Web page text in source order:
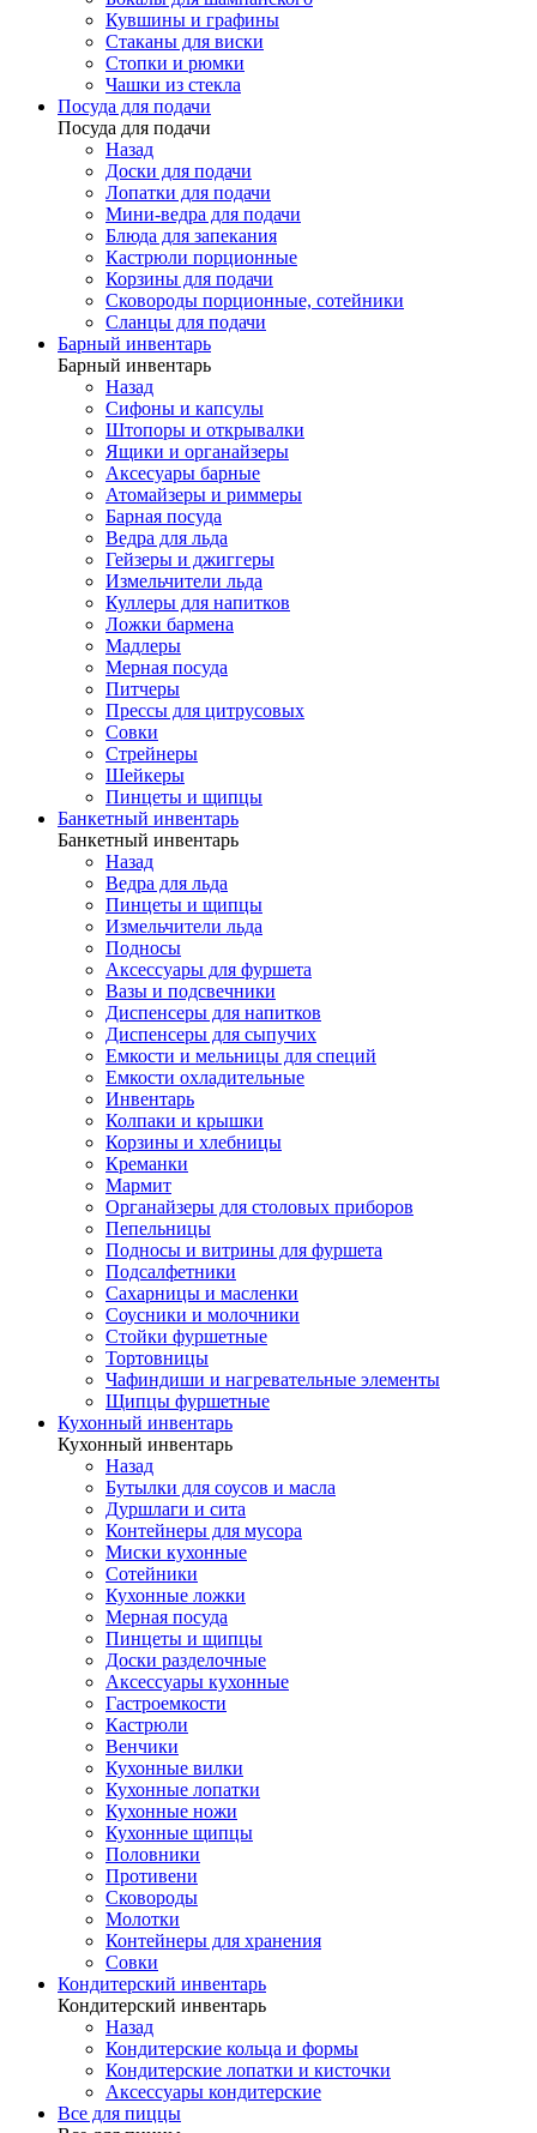
Кувшины и графины
Стаканы для виски
Стопки и рюмки
Чашки из стекла
Посуда для подачи
Посуда для подачи
Назад
Доски для подачи
Лопатки для подачи
Мини-ведра для подачи
Блюда для запекания
Кастрюли порционные
Корзины для подачи
Сковороды порционные, сотейники
Сланцы для подачи
Барный инвентарь
Барный инвентарь
Назад
Сифоны и капсулы
Штопоры и открывалки
Ящики и органайзеры
Аксесуары барные
Атомайзеры и риммеры
Барная посуда
Ведра для льда
Гейзеры и джиггеры
Измельчители льда
Куллеры для напитков
Ложки бармена
Мадлеры
Мерная посуда
Питчеры
Прессы для цитрусовых
Совки
Стрейнеры
Шейкеры
Пинцеты и щипцы
Банкетный инвентарь
Банкетный инвентарь
Назад
Ведра для льда
Пинцеты и щипцы
Измельчители льда
Подносы
Аксессуары для фуршета
Вазы и подсвечники
Диспенсеры для напитков
Диспенсеры для сыпучих
Емкости и мельницы для специй
Емкости охладительные
Инвентарь
Колпаки и крышки
Корзины и хлебницы
Креманки
Мармит
Органайзеры для столовых приборов
Пепельницы
Подносы и витрины для фуршета
Подсалфетники
Сахарницы и масленки
Соусники и молочники
Стойки фуршетные
Тортовницы
Чафиндиши и нагревательные элементы
Щипцы фуршетные
Кухонный инвентарь
Кухонный инвентарь
Назад
Бутылки для соусов и масла
Дуршлаги и сита
Контейнеры для мусора
Миски кухонные
Сотейники
Кухонные ложки
Мерная посуда
Пинцеты и щипцы
Доски разделочные
Аксессуары кухонные
Гастроемкости
Кастрюли
Венчики
Кухонные вилки
Кухонные лопатки
Кухонные ножи
Кухонные щипцы
Половники
Противени
Сковороды
Молотки
Контейнеры для хранения
Совки
Кондитерский инвентарь
Кондитерский инвентарь
Назад
Кондитерские кольца и формы
Кондитерские лопатки и кисточки
Аксессуары кондитерские
Все для пиццы